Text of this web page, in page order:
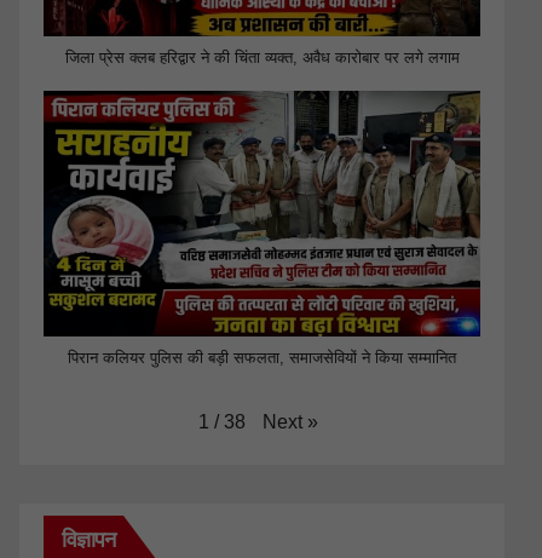
जिला प्रेस क्लब हरिद्वार ने की चिंता व्यक्त, अवैध कारोबार पर लगे लगाम
पिरान कलियर पुलिस की बड़ी सफलता, समाजसेवियों ने किया सम्मानित
1 / 38 Next »
विज्ञापन